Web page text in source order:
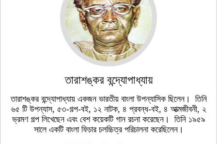
তারাশঙ্কর বন্দ্যোপাধ্যায়
তারাশঙ্কর বন্দ্যোপাধ্যায় একজন ভারতীয় বাংলা উপন্যাসিক ছিলেন। তিনি
৬৫ টি উপন্যাস, ৫৩-গল্প-বই, ১২ নাটক, ৪ প্রবন্ধ-বই, ৪ আত্মজীবনী, ২
ভ্রমণ গল্প লিখেছেন এবং বেশ কয়েকটি গান রচনা করেছেন। তিনি ১৯৫৯
সালে একটি বাংলা ফিচার চলচ্চিত্র পরিচালনা করেছিলেন।